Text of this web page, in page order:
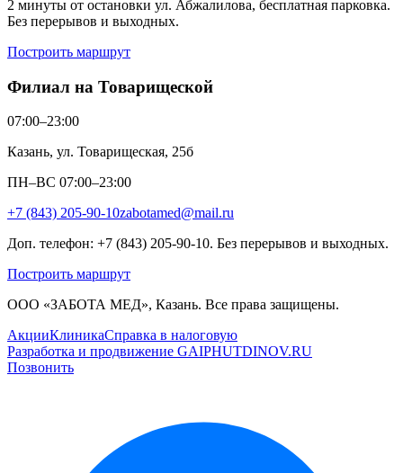
2 минуты от остановки ул. Абжалилова, бесплатная парковка.
Без перерывов и выходных.
Построить маршрут
Филиал на Товарищеской
07:00–23:00
Казань, ул. Товарищеская, 25б
ПН–ВС 07:00–23:00
+7 (843) 205-90-10zabotamed@mail.ru
Доп. телефон: +7 (843) 205-90-10. Без перерывов и выходных.
Построить маршрут
ООО «ЗАБОТА МЕД», Казань. Все права защищены.
АкцииКлиникаСправка в налоговую
Разработка и продвижение GAIPHUTDINOV.RU
Позвонить